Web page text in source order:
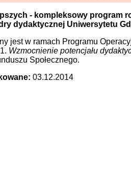
- kompleksowy program
dydaktycznej Uniwersytetu
jest w ramach Programu
Wzmocnienie potencjału
Społecznego.
03.12.2014